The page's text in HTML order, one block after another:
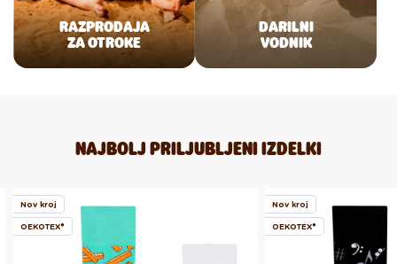
RAZPRODAJA
ZA OTROKE
DARILNI
VODNIK
NAJBOLJ PRILJUBLJENI IZDELKI
Nov kroj
OEKOTEX®
Nov kroj
OEKOTEX®